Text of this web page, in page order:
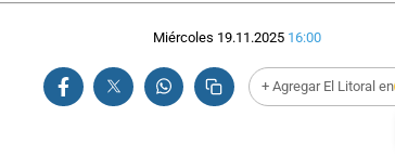
Miércoles 19.11.2025 16:00
+ Agregar El Litoral en